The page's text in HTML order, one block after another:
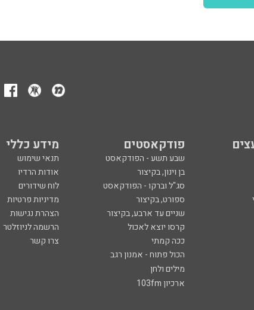
פודקאסטים מידע כללי
שבע תשע - הפודקאסט
תנאי שימוש
בן וינון, בקיצור
אודות הרדיו
סג"ל וברקו - הפודקאסט
לוח שידורים
ספורט, בקיצור
מדיניות פרטיות
שניים עד ארבע, בקיצור
הצהרת נגישות
קרסו יוצא לאכול
הרשמה לניוזלטר
ככה קמתי
צרו קשר
הכול פתוח - אמנון רגב
מילים ולחן
ארכיון 103fm